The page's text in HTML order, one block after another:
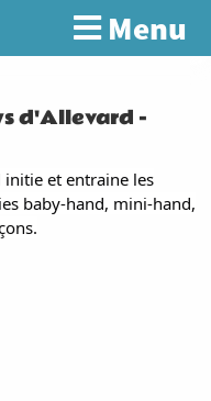
Rechercher
Menu
d'Allevard -
initie et entraine les
baby-hand, mini-hand,